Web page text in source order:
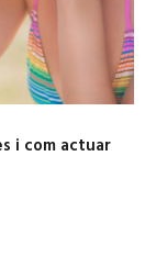
i com actuar